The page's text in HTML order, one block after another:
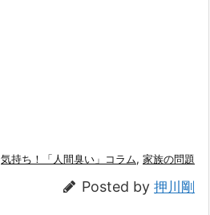
気持ち！「人間臭い」コラム, 家族の問題
Posted by 押川剛